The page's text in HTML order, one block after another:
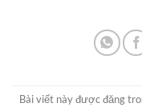
Bài viết này được đăng